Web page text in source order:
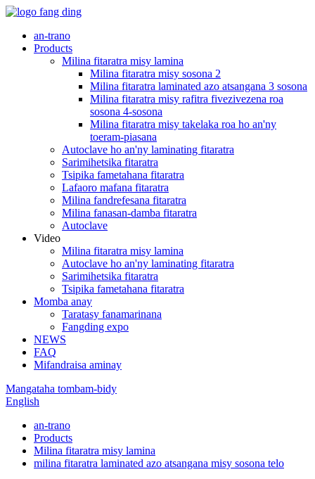
an-trano
Products
Milina fitaratra misy lamina
Milina fitaratra misy sosona 2
Milina fitaratra laminated azo atsangana 3 sosona
Milina fitaratra misy rafitra fivezivezena roa
sosona 4-sosona
Milina fitaratra misy takelaka roa ho an'ny
toeram-piasana
Autoclave ho an'ny laminating fitaratra
Sarimihetsika fitaratra
Tsipika fametahana fitaratra
Lafaoro mafana fitaratra
Milina fandrefesana fitaratra
Milina fanasan-damba fitaratra
Autoclave
Video
Milina fitaratra misy lamina
Autoclave ho an'ny laminating fitaratra
Sarimihetsika fitaratra
Tsipika fametahana fitaratra
Momba anay
Taratasy fanamarinana
Fangding expo
NEWS
FAQ
Mifandraisa aminay
Mangataha tombam-bidy
English
an-trano
Products
Milina fitaratra misy lamina
milina fitaratra laminated azo atsangana misy sosona telo